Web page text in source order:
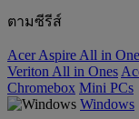
ตามซีรีส์
Acer Aspire All in
Veriton All in Ones
Chromebox Mini PCs
Windows